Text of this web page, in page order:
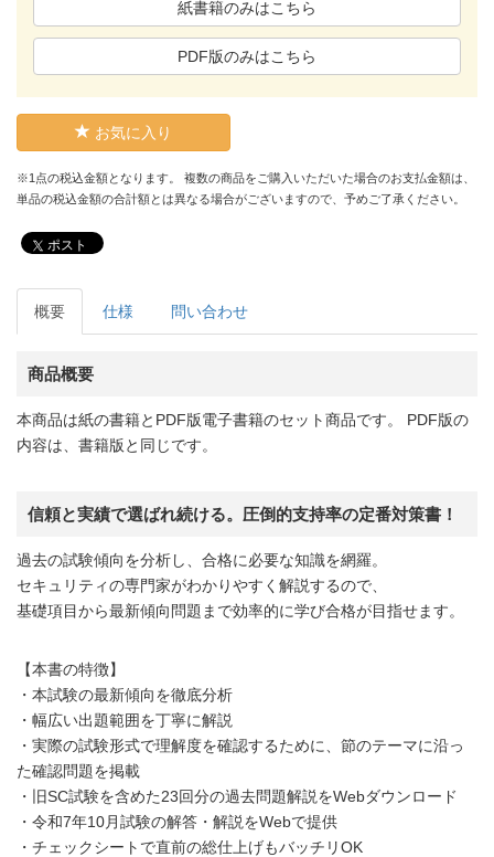
紙書籍のみはこちら
PDF版のみはこちら
お気に入り
※1点の税込金額となります。 複数の商品をご購入いただいた場合のお支払金額は、
単品の税込金額の合計額とは異なる場合がございますので、予めご了承ください。
ポスト
概要 仕様 問い合わせ
商品概要
本商品は紙の書籍とPDF版電子書籍のセット商品です。 PDF版の
内容は、書籍版と同じです。
信頼と実績で選ばれ続ける。圧倒的支持率の定番対策書！
過去の試験傾向を分析し、合格に必要な知識を網羅。
セキュリティの専門家がわかりやすく解説するので、
基礎項目から最新傾向問題まで効率的に学び合格が目指せます。
【本書の特徴】
・本試験の最新傾向を徹底分析
・幅広い出題範囲を丁寧に解説
・実際の試験形式で理解度を確認するために、節のテーマに沿っ
た確認問題を掲載
・旧SC試験を含めた23回分の過去問題解説をWebダウンロード
・令和7年10月試験の解答・解説をWebで提供
・チェックシートで直前の総仕上げもバッチリOK